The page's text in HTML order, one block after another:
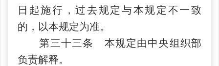
日起施行，过去规定与本规定不一致
的，以本规定为准。
第三十三条 本规定由中央组织部
负责解释。